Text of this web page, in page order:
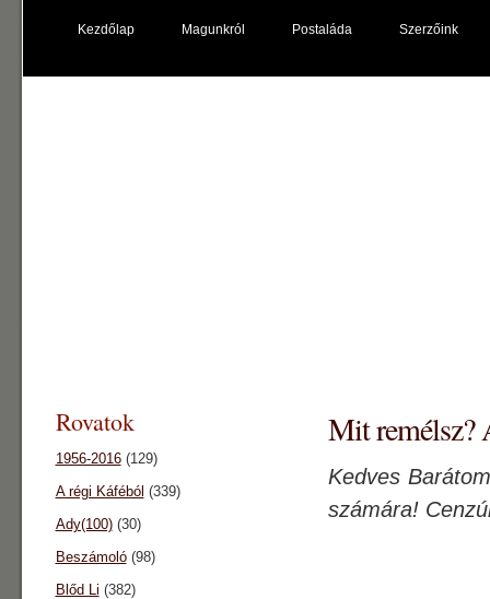
Kezdőlap Magunkról Postaláda Szerzőink
Mit remélsz?
Kedves
számára!
Rovatok
1956-2016(129)
A régi Káféból (339)
Ady(100)(30)
Beszámoló(98)
Blőd Li (382)